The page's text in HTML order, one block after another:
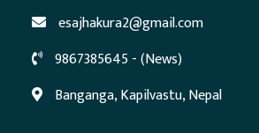
esajhakura2@gmail.com
9867385645 - (News)
Banganga, Kapilvastu, Nepal